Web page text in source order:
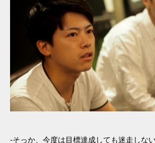
-そっか、今度は目標達成しても迷走しな